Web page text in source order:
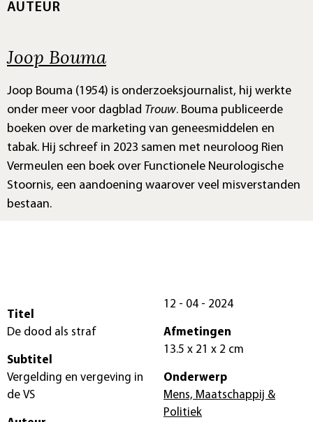
AUTEUR
Joop Bouma
Joop Bouma (1954) is onderzoeksjournalist, hij werkte
onder meer voor dagblad Trouw. Bouma publiceerde
boeken over de marketing van geneesmiddelen en
tabak. Hij schreef in 2023 samen met neuroloog Rien
Vermeulen een boek over Functionele Neurologische
Stoornis, een aandoening waarover veel misverstanden
bestaan.
Titel
De dood als straf
Subtitel
Vergelding en vergeving in
de VS
12 - 04 - 2024
Afmetingen
13.5 x 21 x 2 cm
Onderwerp
Mens, Maatschappij &
Politiek